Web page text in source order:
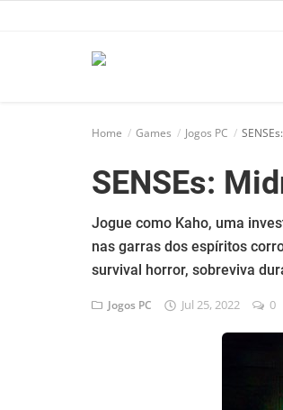
Home Games Jogos PC
SENSEs:
Jogue como Kaho, uma
nas garras dos espíritos
survival horror, sobreviva
Jogos PC Jul 25, 2022 0